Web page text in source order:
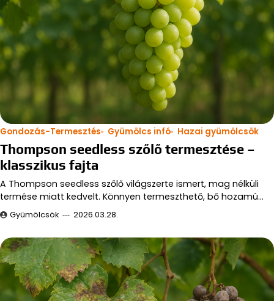
Gondozás-Termesztés Gyümölcs infó Hazai gyümölcsök
Thompson seedless szőlő termesztése –
klasszikus fajta
A Thompson seedless szőlő világszerte ismert, mag nélküli
termése miatt kedvelt. Könnyen termeszthető, bő hozamú…
Gyümölcsök 2026.03.28.